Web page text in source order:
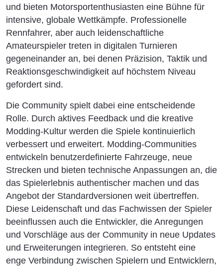
und bieten Motorsportenthusiasten eine Bühne für
intensive, globale Wettkämpfe. Professionelle
Rennfahrer, aber auch leidenschaftliche
Amateurspieler treten in digitalen Turnieren
gegeneinander an, bei denen Präzision, Taktik und
Reaktionsgeschwindigkeit auf höchstem Niveau
gefordert sind.
Die Community spielt dabei eine entscheidende
Rolle. Durch aktives Feedback und die kreative
Modding-Kultur werden die Spiele kontinuierlich
verbessert und erweitert. Modding-Communities
entwickeln benutzerdefinierte Fahrzeuge, neue
Strecken und bieten technische Anpassungen an, die
das Spielerlebnis authentischer machen und das
Angebot der Standardversionen weit übertreffen.
Diese Leidenschaft und das Fachwissen der Spieler
beeinflussen auch die Entwickler, die Anregungen
und Vorschläge aus der Community in neue Updates
und Erweiterungen integrieren. So entsteht eine
enge Verbindung zwischen Spielern und Entwicklern,